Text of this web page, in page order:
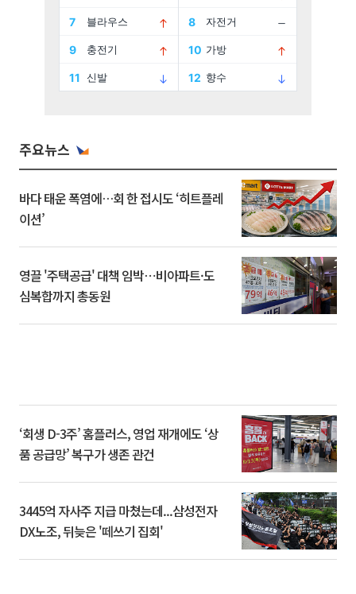
주요뉴스
바다 태운 폭염에…회 한 접시도 ‘히트플레
이션’
영끌 '주택공급' 대책 임박⋯비아파트·도
심복합까지 총동원
‘회생 D-3주’ 홈플러스, 영업 재개에도 ‘상
품 공급망’ 복구가 생존 관건
3445억 자사주 지급 마쳤는데...삼성전자
DX노조, 뒤늦은 '떼쓰기 집회'